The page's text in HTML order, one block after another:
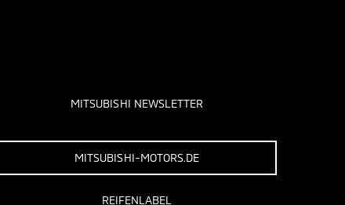
MITSUBISHI NEWSLETTER
MITSUBISHI-MOTORS.DE
REIFENLABEL